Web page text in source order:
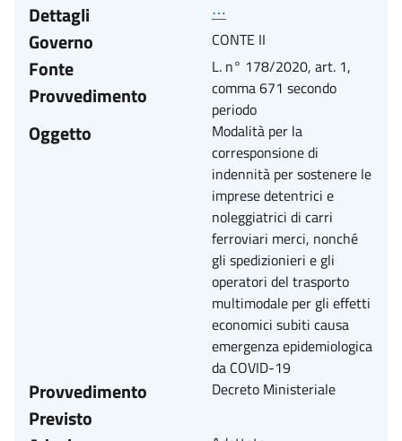
Dettagli
⋯
Governo CONTE II
Fonte
Provvedimento
L. n° 178/2020, art. 1,
comma 671 secondo
periodo
Oggetto
Modalità per la
corresponsione di
indennità per sostenere le
imprese detentrici e
noleggiatrici di carri
ferroviari merci, nonché
gli spedizionieri e gli
operatori del trasporto
multimodale per gli effetti
economici subiti causa
emergenza epidemiologica
da COVID-19
Provvedimento
Previsto
Decreto Ministeriale